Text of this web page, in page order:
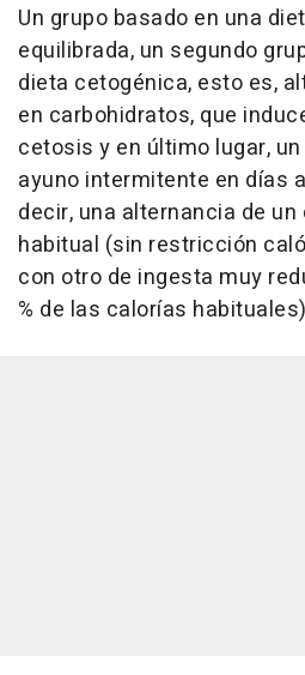
Un grupo basado en una
equilibrada, un segundo
dieta cetogénica, esto es,
en carbohidratos, que
cetosis y en último lugar,
ayuno intermitente en días
decir, una alternancia de
habitual (sin restricción
con otro de ingesta muy
% de las calorías